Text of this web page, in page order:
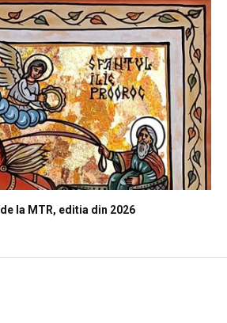
la MTR, editia din 2026